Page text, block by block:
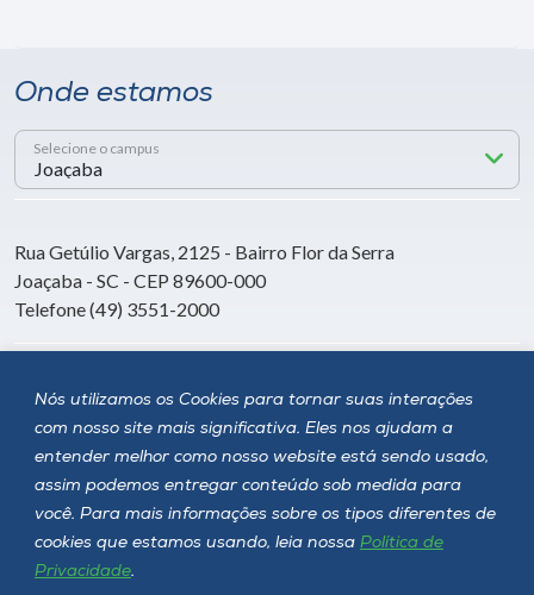
Nós utilizamos os Cookies para tornar suas interações
com nosso site mais significativa. Eles nos ajudam a
entender melhor como nosso website está sendo usado,
assim podemos entregar conteúdo sob medida para
você. Para mais informações sobre os tipos diferentes de
cookies que estamos usando, leia nossa Política de
Privacidade.
Onde estamos
Selecione o campus
Rua Getúlio Vargas, 2125 - Bairro Flor da Serra
Joaçaba - SC - CEP 89600-000
Telefone (49) 3551-2000
Siga a Unoesc